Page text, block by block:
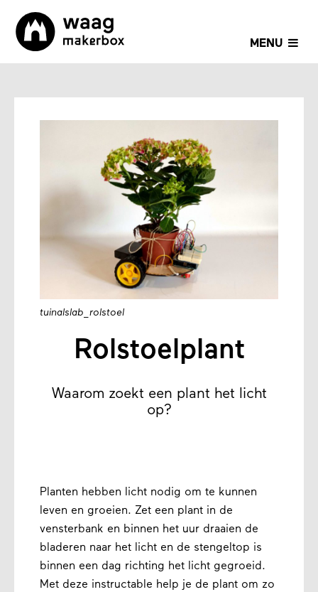
MENU
tuinalslab_rolstoel
Rolstoelplant
Waarom zoekt een plant het licht
op?
Planten hebben licht nodig om te kunnen
leven en groeien. Zet een plant in de
vensterbank en binnen het uur draaien de
bladeren naar het licht en de stengeltop is
binnen een dag richting het licht gegroeid.
Met deze instructable help je de plant om zo